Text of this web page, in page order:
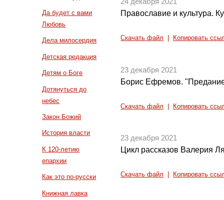
Да будет с вами
Любовь
Дела милосердия
Детская редакция
Детям о Боге
Дотянуться до
небес
Закон Божий
История власти
К 120-летию
епархии
Как это по-русски
Книжная лавка
Православие и культура.
Скачать файл Копировать
23 декабря 2021
Борис Ефремов.
Скачать файл Копировать
23 декабря 2021
Цикл рассказов Валерия
Скачать файл Копировать